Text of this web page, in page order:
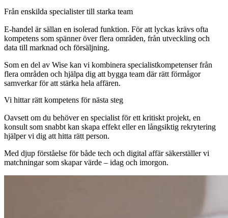
Från enskilda specialister till starka team
E-handel är sällan en isolerad funktion. För att lyckas krävs ofta
kompetens som spänner över flera områden, från utveckling och
data till marknad och försäljning.
Som en del av Wise kan vi kombinera specialistkompetenser från
flera områden och hjälpa dig att bygga team där rätt förmågor
samverkar för att stärka hela affären.
Vi hittar rätt kompetens för nästa steg
Oavsett om du behöver en specialist för ett kritiskt projekt, en
konsult som snabbt kan skapa effekt eller en långsiktig rekrytering
hjälper vi dig att hitta rätt person.
Med djup förståelse för både tech och digital affär säkerställer vi
matchningar som skapar värde – idag och imorgon.